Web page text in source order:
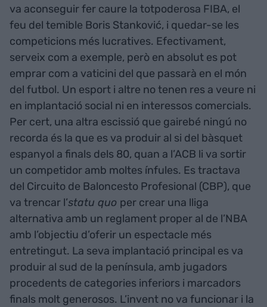
va aconseguir fer caure la totpoderosa FIBA, el
feu del temible Boris Stanković, i quedar-se les
competicions més lucratives. Efectivament,
serveix com a exemple, però en absolut es pot
emprar com a vaticini del que passarà en el món
del futbol. Un esport i altre no tenen res a veure ni
en implantació social ni en interessos comercials.
Per cert, una altra escissió que gairebé ningú no
recorda és la que es va produir al si del bàsquet
espanyol a finals dels 80, quan a l’ACB li va sortir
un competidor amb moltes ínfules. Es tractava
del Circuito de Baloncesto Profesional (CBP), que
va trencar l’statu quo per crear una lliga
alternativa amb un reglament proper al de l’NBA
amb l’objectiu d’oferir un espectacle més
entretingut. La seva implantació principal es va
produir al sud de la península, amb jugadors
procedents de categories inferiors i marcadors
finals molt generosos. L’invent no va funcionar i la